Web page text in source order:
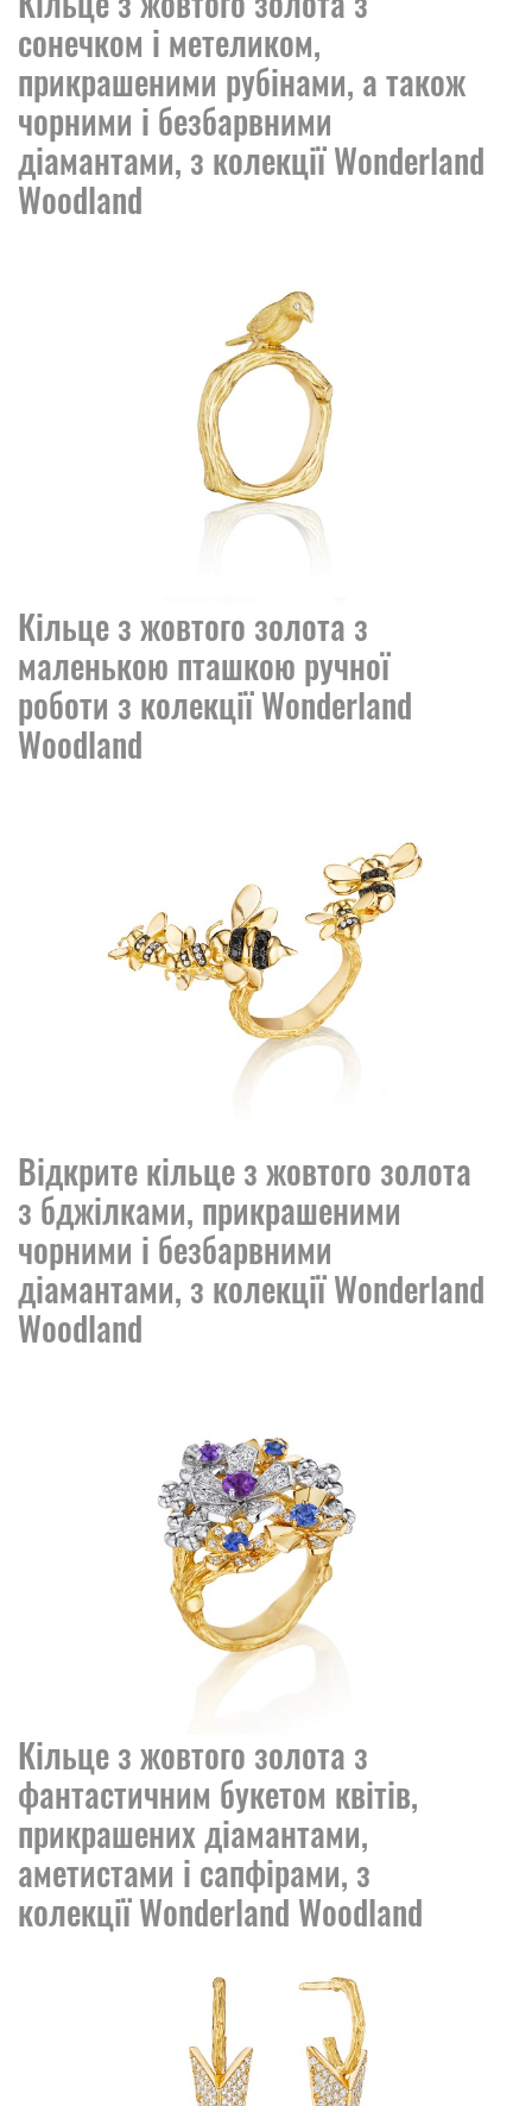
сонечком і метеликом,
прикрашеними рубінами, а також
чорними і безбарвними
діамантами, з колекції Wonderland
Woodland
Кільце з жовтого золота з
маленькою пташкою ручної
роботи з колекції Wonderland
Woodland
Відкрите кільце з жовтого золота
з бджілками, прикрашеними
чорними і безбарвними
діамантами, з колекції Wonderland
Woodland
Кільце з жовтого золота з
фантастичним букетом квітів,
прикрашених діамантами,
аметистами і сапфірами, з
колекції Wonderland Woodland